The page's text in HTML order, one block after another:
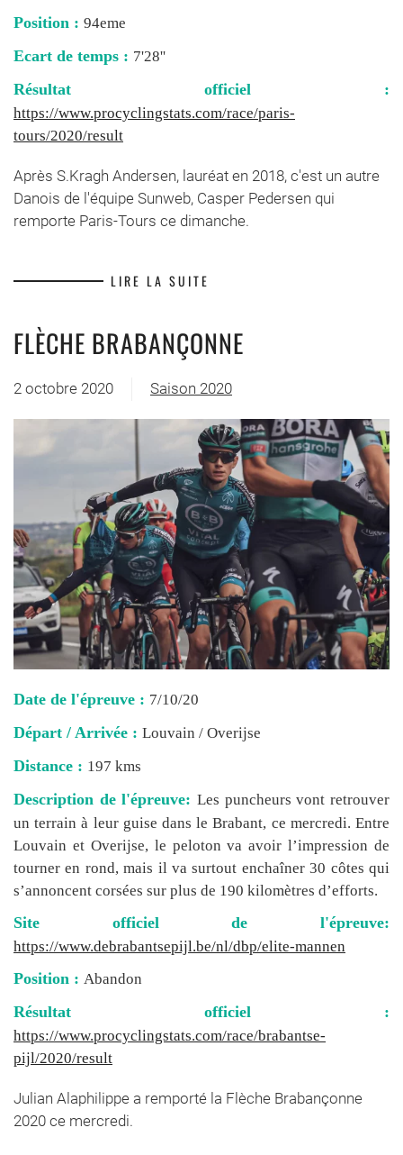
Position : 94eme
Ecart de temps : 7'28''
Résultat officiel :
https://www.procyclingstats.com/race/paris-
tours/2020/result
Après S.Kragh Andersen, lauréat en 2018, c'est un autre
Danois de l'équipe Sunweb, Casper Pedersen qui
remporte Paris-Tours ce dimanche.
LIRE LA SUITE
FLÈCHE BRABANÇONNE
2 octobre 2020 Saison 2020
Date de l'épreuve : 7/10/20
Départ / Arrivée : Louvain / Overijse
Distance : 197 kms
Description de l'épreuve: Les puncheurs vont retrouver
un terrain à leur guise dans le Brabant, ce mercredi. Entre
Louvain et Overijse, le peloton va avoir l’impression de
tourner en rond, mais il va surtout enchaîner 30 côtes qui
s’annoncent corsées sur plus de 190 kilomètres d’efforts.
Site officiel de l'épreuve:
https://www.debrabantsepijl.be/nl/dbp/elite-mannen
Position : Abandon
Résultat officiel :
https://www.procyclingstats.com/race/brabantse-
pijl/2020/result
Julian Alaphilippe a remporté la Flèche Brabançonne
2020 ce mercredi.